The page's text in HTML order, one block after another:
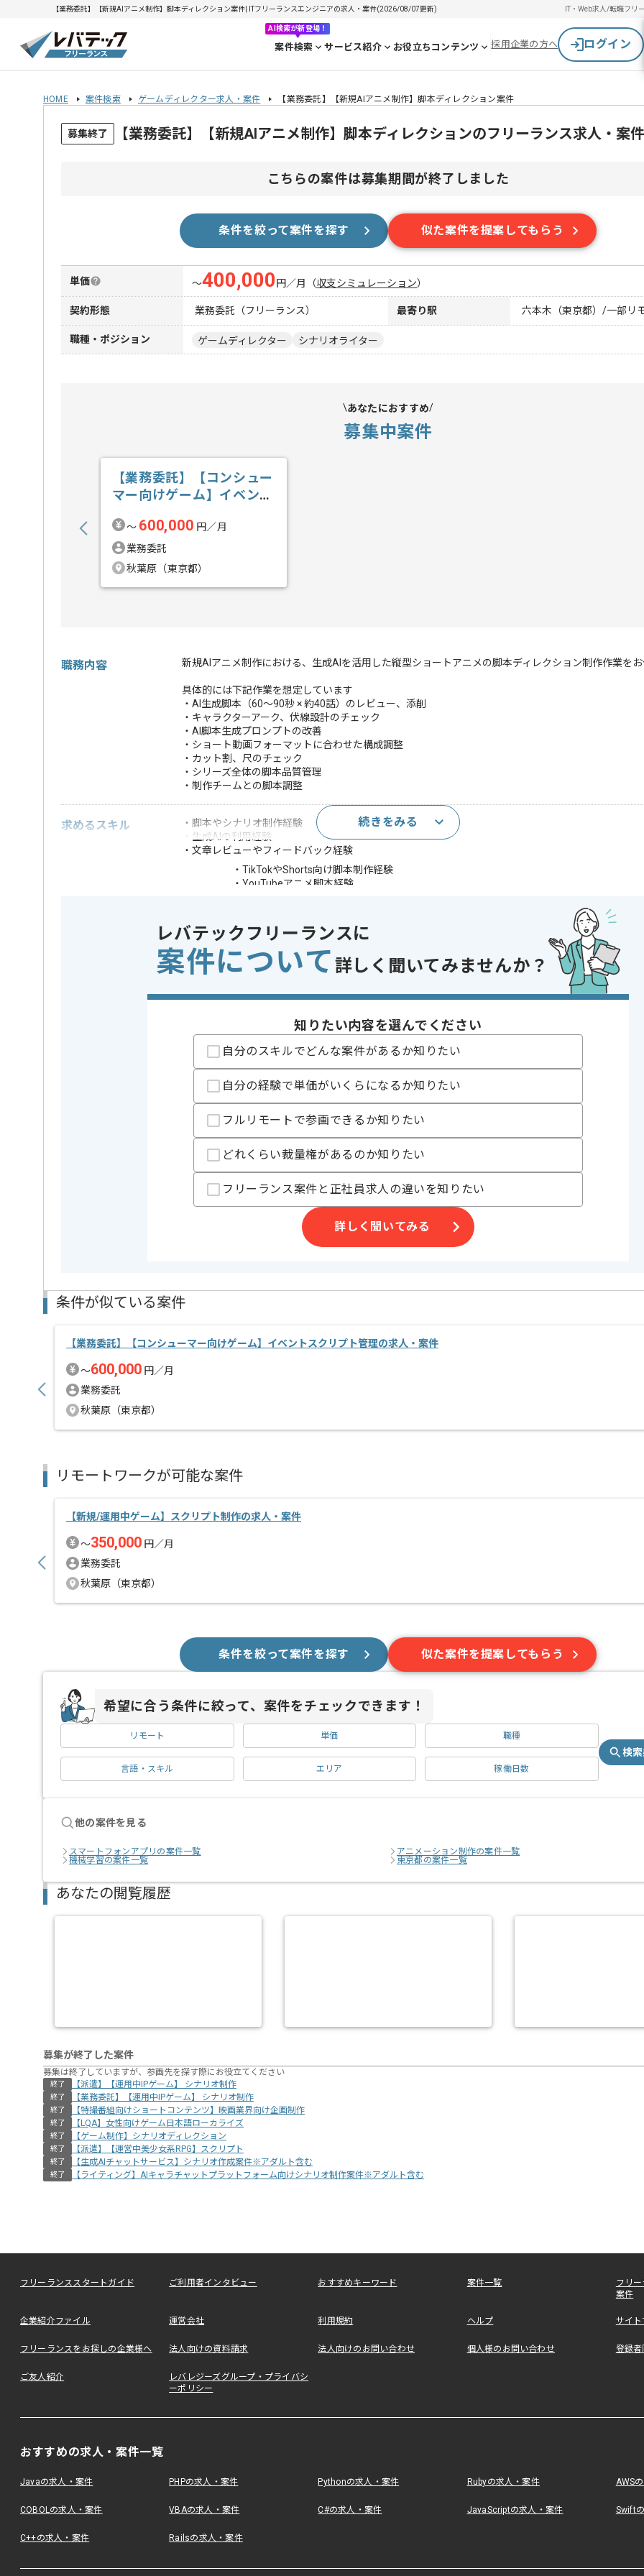
【業務委託】【新規AIアニメ制作】脚本ディレクション案件| ITフリーランスエンジニアの求人・案件(2026/08/07更新) IT・Web求人/転職フリ
AI検索が新登場！
案件検索 サービス紹介 お役立ちコンテンツ 採用企業の方へ ログイン
HOME 案件検索 ゲームディレクター求人・案件 【業務委託】【新規AIアニメ制作】脚本ディレクション案件
募集終了 【業務委託】【新規AIアニメ制作】脚本ディレクションのフリーランス求人・案件
こちらの案件は募集期間が終了しました
条件を絞って案件を探す 似た案件を提案してもらう
単価 〜400,000 円／月 （収支シミュレーション）
契約形態 業務委託（フリーランス） 最寄り駅 六本木（東京都）/一部リ
職種・ポジション ゲームディレクター シナリオライター
あなたにおすすめ
募集中案件
【業務委託】【コンシュー
マー向けゲーム】イベント
件〜 600,000 円／月
業務委託
秋葉原（東京都）
職務内容 新規AIアニメ制作における、生成AIを活用した縦型ショートアニメの脚本ディレクション制作作業を
具体的には下記作業を想定しています
・AI生成脚本（60〜90秒 × 約40話）のレビュー、添削
・キャラクターアーク、伏線設計のチェック
・AI脚本生成プロンプトの改善
・ショート動画フォーマットに合わせた構成調整
・カット割、尺のチェック
・シリーズ全体の脚本品質管理
・制作チームとの脚本調整
求めるスキル
・脚本やシナリオ制作経験
・生成AIの利用経験
・文章レビューやフィードバック経験
・TikTokやShorts向け脚本制作経験
・YouTubeアニメ脚本経験
※上記に似た経験やスキルをお持ちであれば申し込み可能なケースもございます！まずはお気軽にご相談ください！
この案件のポイント 業務内容
アニメーション制作 , 機械学習
精算基準時間
支払いサイト
15日
誰もが知っている人気タイトルを数多く手がけている企業です。
版権物のタイトルが多く、開発力に定評があります。
自社タイトルにも力を入れているので、
続きをみる
レバテックフリーランスに
案件について 詳しく聞いてみませんか？
知りたい内容を選んでください
自分のスキルでどんな案件があるか知りたい
自分の経験で単価がいくらになるか知りたい
フルリモートで参画できるか知りたい
どれくらい裁量権があるのか知りたい
フリーランス案件と正社員求人の違いを知りたい
詳しく聞いてみる
条件が似ている案件
【業務委託】【コンシューマー向けゲーム】イベントスクリプト管理の求人・案件
〜600,000 円／月
業務委託
秋葉原（東京都）
リモートワークが可能な案件
【新規/運用中ゲーム】スクリプト制作の求人・案件
〜350,000 円／月
業務委託
秋葉原（東京都）
条件を絞って案件を探す 似た案件を提案してもらう
希望に合う条件に絞って、案件をチェックできます！
リモート 単価 職種
言語・スキル エリア 稼働日数
検
他の案件を見る
スマートフォンアプリの案件一覧
アニメーション制作の案件一覧
機械学習の案件一覧
東京都の案件一覧
あなたの閲覧履歴
募集が終了した案件
募集は終了していますが、参画先を探す際にお役立てください
終了 【派遣】【運用中IPゲーム】 シナリオ制作
終了 【業務委託】【運用中IPゲーム】 シナリオ制作
終了 【特撮番組向けショートコンテンツ】映画業界向け企画制作
終了 【LQA】女性向けゲーム日本語ローカライズ
終了 【ゲーム制作】シナリオディレクション
終了 【派遣】【運営中美少女系RPG】スクリプト
終了 【生成AIチャットサービス】シナリオ作成案件※アダルト含む
終了 【ライティング】AIキャラチャットプラットフォーム向けシナリオ制作案件※アダルト含む
フリーランススタートガイド ご利用者インタビュー おすすめキーワード 案件一覧
フリ
案件
企業紹介ファイル 運営会社 利用規約 ヘルプ サイ
フリーランスをお探しの企業様へ 法人向けの資料請求 法人向けのお問い合わせ 個人様のお問い合わせ 登録者
ご友人紹介
レバレジーズグループ・プライバシ
ーポリシー
おすすめの求人・案件一覧
Javaの求人・案件 PHPの求人・案件 Pythonの求人・案件 Rubyの求人・案件 AWS
COBOLの求人・案件 VBAの求人・案件 C#の求人・案件 JavaScriptの求人・案件 Swift
C++の求人・案件 Railsの求人・案件